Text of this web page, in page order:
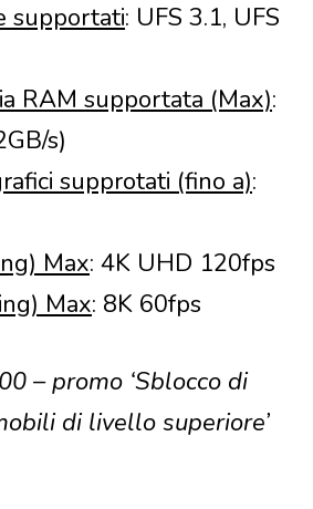
supportati: UFS 3.1, UFS
RAM supportata (Max):
s)
supprotati (fino a):
Max: 4K UHD 120fps
Max: 8K 60fps
– promo ‘Sblocco di
di livello superiore’